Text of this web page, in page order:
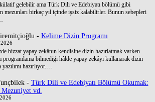
gelebilir ama Türk Dili ve Edebiyatı bölümü gibi
mezunları birkaç yıl içinde işsiz kalabilirler. Bunun sebepleri
- Kelime Dizin Programı
2026
bizzat yapay zekânın kendisine dizin hazırlatmak varken
programlama bilmediği hâlde yapay zekâyı kullanarak dizin
hazırlıyor.…
- Türk Dili ve Edebiyatı Bölümü Okumak:
Mezuniyet vd.